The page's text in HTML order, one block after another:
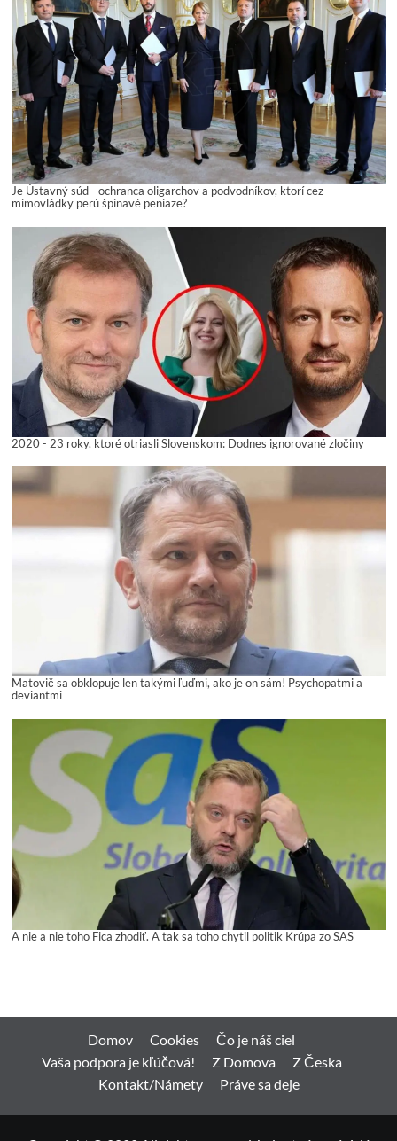
Je Ústavný súd - ochranca oligarchov a podvodníkov, ktorí cez
mimovládky perú špinavé peniaze?
2020 - 23 roky, ktoré otriasli Slovenskom: Dodnes ignorované zločiny
Matovič sa obklopuje len takými ľuďmi, ako je on sám! Psychopatmi a
deviantmi
A nie a nie toho Fica zhodiť. A tak sa toho chytil politik Krúpa zo SAS
Domov Cookies
Čo je náš ciel
Vaša podpora je kľúčová!
Z Domova
Z Česka
Kontakt/Námety
Práve sa deje